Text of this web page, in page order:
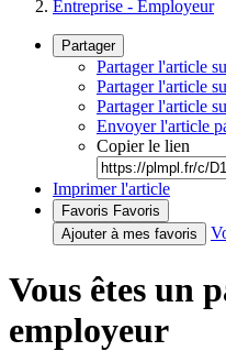
Entreprise - Employeur
Partager
Partager l'article
Partager l'article
Partager l'article
Envoyer l'article
Copier le lien
Imprimer l'article
Favoris Favoris
Ajouter à mes favoris
Vous êtes un
employeur